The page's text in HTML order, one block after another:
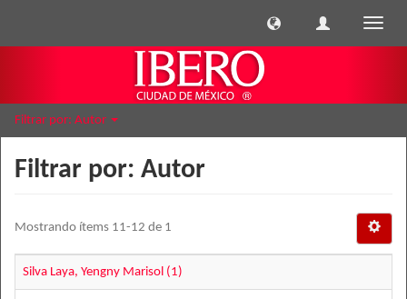
Filtrar por: Autor
Filtrar por: Autor
Mostrando ítems 11-12 de 1
Silva Laya, Yengny Marisol (1)